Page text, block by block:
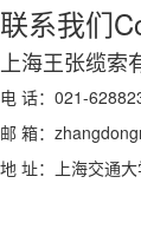
联系我们
上海王张缆索
电 话：021-
邮 箱：
地 址：上海交通